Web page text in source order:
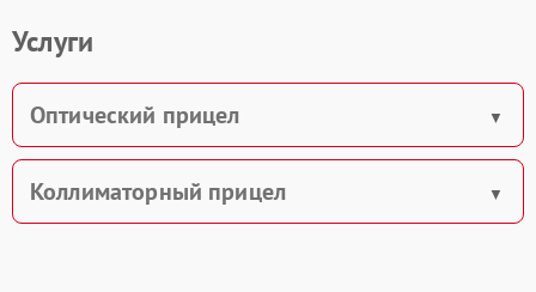
Услуги
Оптический прицел
Коллиматорный прицел